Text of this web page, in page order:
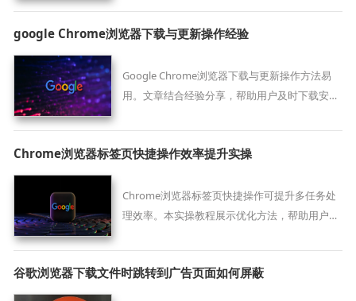
google Chrome浏览器下载与更新操作经验
Google Chrome浏览器下载与更新操作方法易
用。文章结合经验分享，帮助用户及时下载安装
Chrome浏览器标签页快捷操作效率提升实操
Chrome浏览器标签页快捷操作可提升多任务处
理效率。本实操教程展示优化方法，帮助用户快
谷歌浏览器下载文件时跳转到广告页面如何屏蔽